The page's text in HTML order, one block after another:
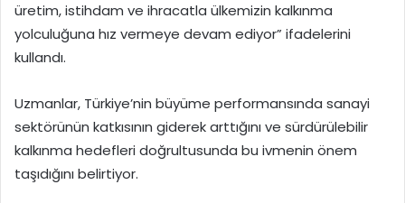
üretim, istihdam ve ihracatla ülkemizin kalkınma
yolculuğuna hız vermeye devam ediyor” ifadelerini
kullandı.
Uzmanlar, Türkiye’nin büyüme performansında sanayi
sektörünün katkısının giderek arttığını ve sürdürülebilir
kalkınma hedefleri doğrultusunda bu ivmenin önem
taşıdığını belirtiyor.